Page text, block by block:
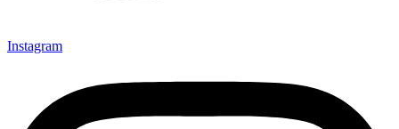
Instagram